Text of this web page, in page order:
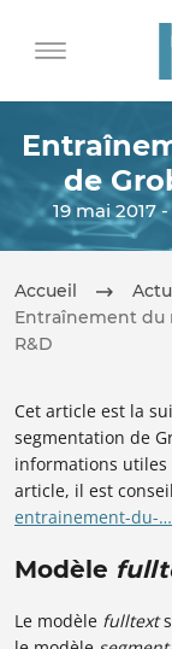
de
19 mai 2017
Accueil
Entraînement du
R&D
Cet article est la
segmentation de
informations
article, il est
entrainement-du-
Modèle
Le modèle fulltext